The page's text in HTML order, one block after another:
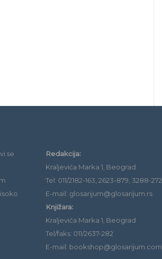
se
Redakcija:
Kraljevića Marka 1, Beograd
Tel: 011/2182-163, 2623-879, 3288-272
E-mail: glosarijum@glosarijum.rs
Knjižara:
Kraljevića Marka 1, Beograd
Tel/faks: 011/2637-282
E-mail: bookshop@glosarijum.com